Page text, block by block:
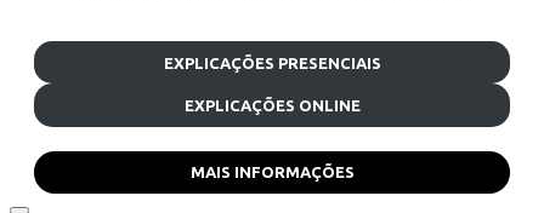
EXPLICAÇÕES PRESENCIAIS
EXPLICAÇÕES ONLINE
MAIS INFORMAÇÕES